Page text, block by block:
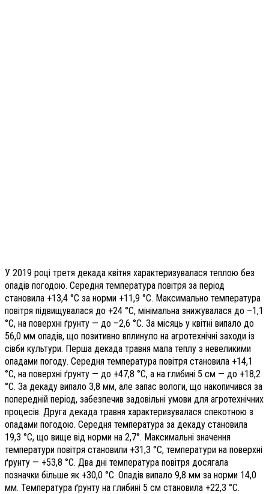
У 2019 році третя декада квітня характеризувалася теплою без
опадів погодою. Середня температура повітря за період
становила +13,4 °С за норми +11,9 °С. Максимально температура
повітря підвищувалася до +24 °С, мінімальна знижувалася до –1,1
°С, на поверхні ґрунту — до –2,6 °С. За місяць у квітні випало до
56,0 мм опадів, що позитивно вплинуло на агротехнічні заходи із
сівби культури. Перша декада травня мала теплу з невеликими
опадами погоду. Середня температура повітря становила +14,1
°С, на поверхні ґрунту — до +47,8 °С, а на глибині 5 см — до +18,2
°С. За декаду випало 3,8 мм, але запас вологи, що накопичився за
попередній період, забезпечив задовільні умови для агротехнічних
процесів. Друга декада травня характеризувалася спекотною з
опадами погодою. Середня температура за декаду становила
19,3 °С, що вище від норми на 2,7°. Максимальні значення
температури повітря становили +31,3 °С, температури на поверхні
ґрунту — +53,8 °С. Два дні температура повітря досягала
позначки більше як +30,0 °С. Опадів випало 9,8 мм за норми 14,0
мм. Температура ґрунту на глибині 5 см становила +22,3 °С.